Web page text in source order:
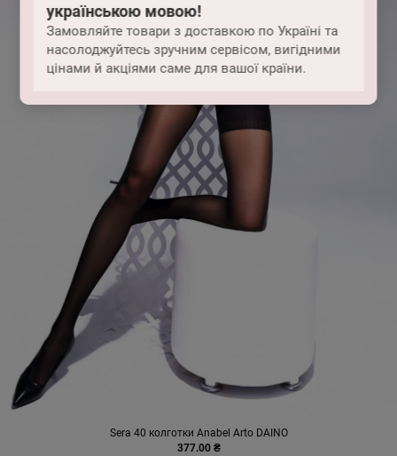
українською мовою!
Замовляйте товари з доставкою по Україні та
насолоджуйтесь зручним сервісом, вигідними
цінами й акціями саме для вашої країни.
Sera 40 колготки Anabel Arto DAINO
377.00 ₴